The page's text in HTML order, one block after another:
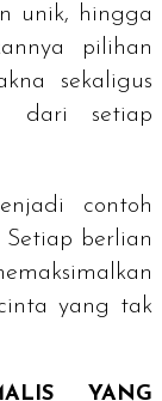
unik, hingga
pilihan
sekaligus
dari setiap
contoh
berlian
yang tak
YANG